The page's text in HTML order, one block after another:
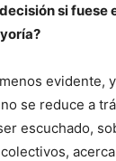
si fuese
evidente,
se reduce a
escuchado,